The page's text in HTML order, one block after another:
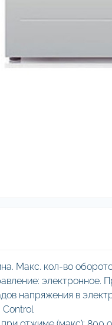
Макс. кол-во
электронное.
напряжения в
Control